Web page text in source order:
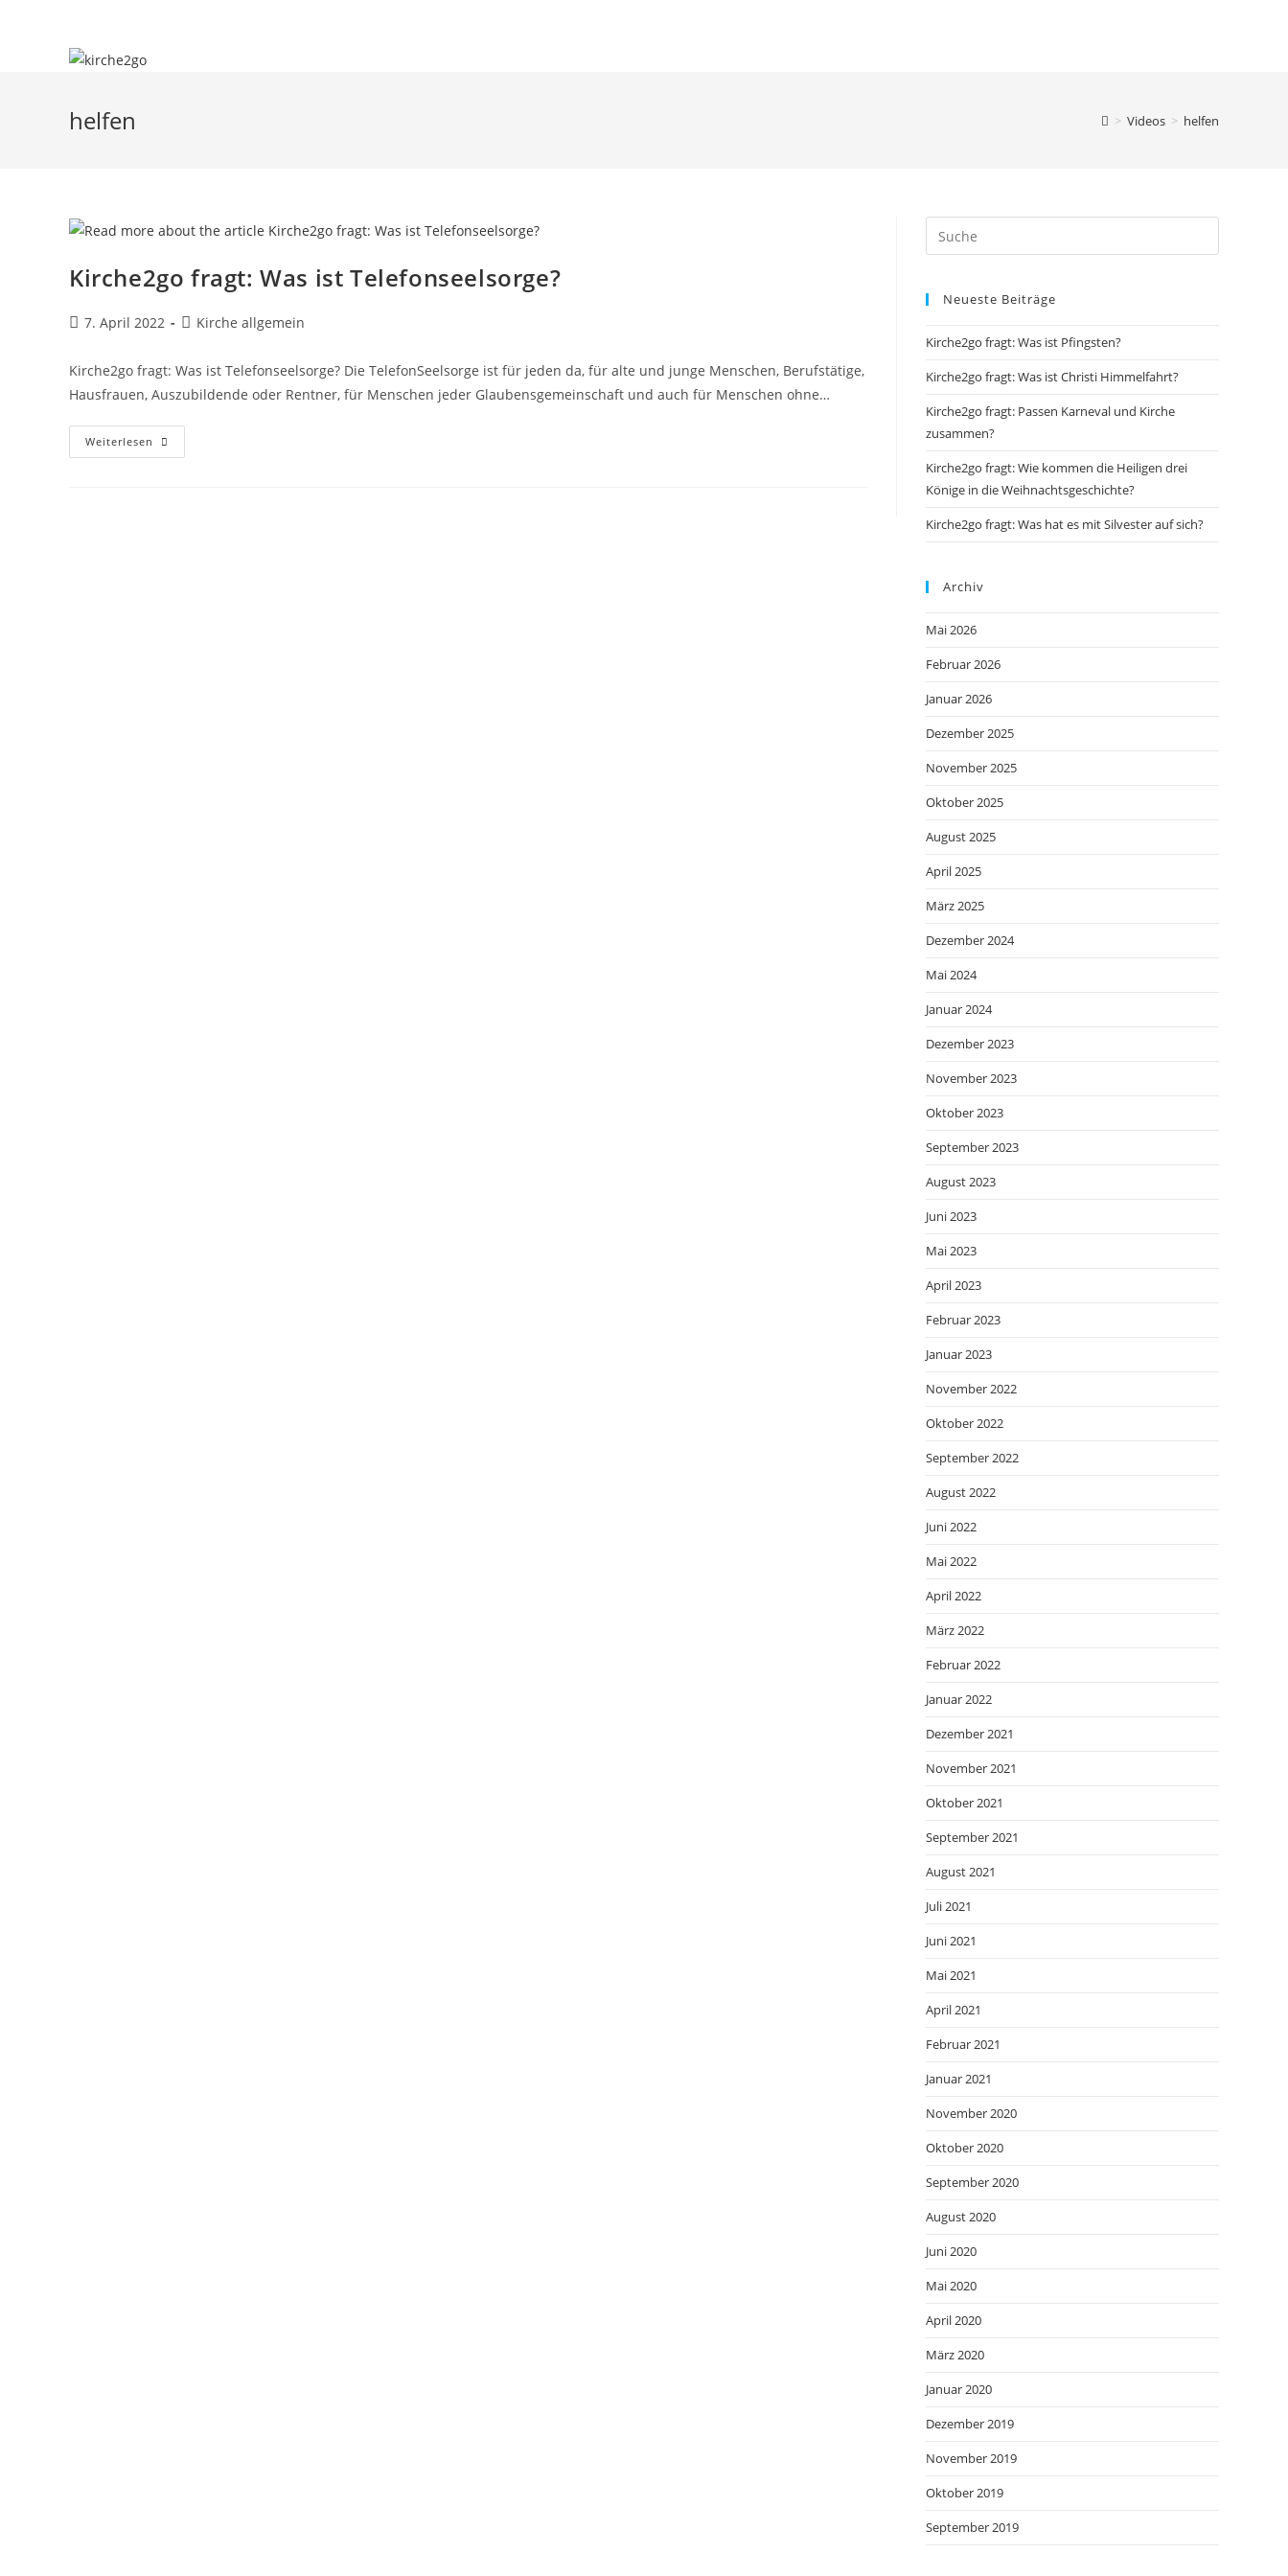
helfen > Videos > helfen
Kirche2go fragt: Was ist Telefonseelsorge?
Beitrag
7. April 2022
Beitrags-
Kirche allgemein
Kirche2go fragt: Was ist Telefonseelsorge? Die TelefonSeelsorge ist für jeden da, für alte und junge Menschen, Berufstätige,
Hausfrauen, Auszubildende oder Rentner, für Menschen jeder Glaubensgemeinschaft und auch für Menschen ohne…
Weiterlesen Kirche2go
Fragt:
Neueste Beiträge
Kirche2go fragt: Was ist Pfingsten?
Kirche2go fragt: Was ist Christi Himmelfahrt?
Kirche2go fragt: Passen Karneval und Kirche
zusammen?
Kirche2go fragt: Wie kommen die Heiligen drei
Könige in die Weihnachtsgeschichte?
Kirche2go fragt: Was hat es mit Silvester auf sich?
Archiv
Mai 2026
Februar 2026
Januar 2026
Dezember 2025
November 2025
Oktober 2025
August 2025
April 2025
März 2025
Dezember 2024
Mai 2024
Januar 2024
Dezember 2023
November 2023
Oktober 2023
September 2023
August 2023
Juni 2023
Mai 2023
April 2023
Februar 2023
Januar 2023
November 2022
Oktober 2022
September 2022
August 2022
Juni 2022
Mai 2022
April 2022
März 2022
Februar 2022
Januar 2022
Dezember 2021
November 2021
Oktober 2021
September 2021
August 2021
Juli 2021
Juni 2021
Mai 2021
April 2021
Februar 2021
Januar 2021
November 2020
Oktober 2020
September 2020
August 2020
Juni 2020
Mai 2020
April 2020
März 2020
Januar 2020
Dezember 2019
November 2019
Oktober 2019
September 2019